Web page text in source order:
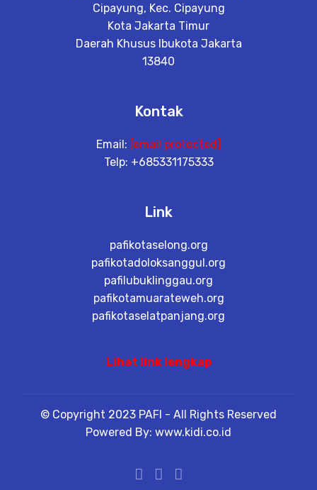
Cipayung, Kec. Cipayung
Kota Jakarta Timur
Daerah Khusus Ibukota Jakarta
13840
Kontak
Email: [email protected]
Telp: +685331175333
Link
pafikotaselong.org
pafikotadoloksanggul.org
pafilubuklinggau.org
pafikotamuarateweh.org
pafikotaselatpanjang.org
Lihat link lengkap
© Copyright 2023 PAFI - All Rights Reserved
Powered By: www.kidi.co.id